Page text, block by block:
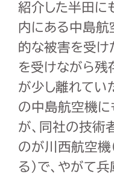
紹介した半田に
内にある中島
的な被害を受け
を受けながら残
が少し離れてい
の中島航空機に
が、同社の技術
のが川西航空機
る）で、やがて